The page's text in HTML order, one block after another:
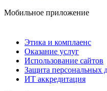
Мобильное приложение
Этика и комплаенс
Оказание услуг
Использование сайтов
Защита персональных
ИТ аккредитация